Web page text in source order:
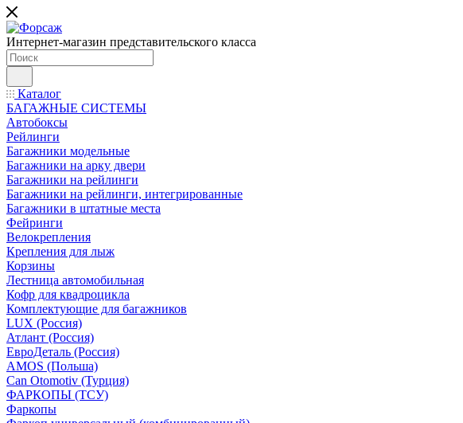
Интернет-магазин представительского класса
Каталог
БАГАЖНЫЕ СИСТЕМЫ
Автобоксы
Рейлинги
Багажники модельные
Багажники на арку двери
Багажники на рейлинги
Багажники на рейлинги, интегрированные
Багажники в штатные места
Фейринги
Велокрепления
Крепления для лыж
Корзины
Лестница автомобильная
Кофр для квадроцикла
Комплектующие для багажников
LUX (Россия)
Атлант (Россия)
ЕвроДеталь (Россия)
AMOS (Польша)
Can Otomotiv (Турция)
ФАРКОПЫ (ТСУ)
Фаркопы